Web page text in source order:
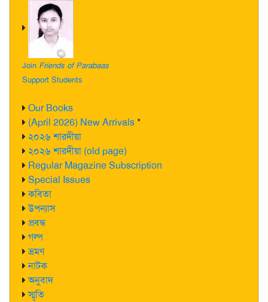
Join Friends of Parabaas
Support Students
Our Books
(April 2026) New Arrivals*
২০২৬ শারদীয়া
২০২৬ শারদীয়া (old page)
Regular Magazine Subscription
Special Issues
কবিতা
উপন্যাস
প্রবন্ধ
গল্প
ভ্রমণ
নাটক
অনুবাদ
স্মৃতি